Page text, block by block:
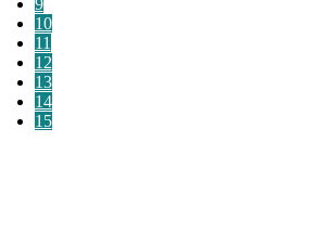
9
10
11
12
13
14
15